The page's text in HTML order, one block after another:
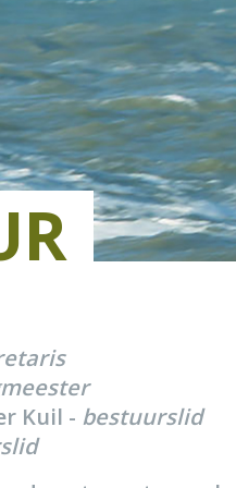
Kuil - bestuurslid